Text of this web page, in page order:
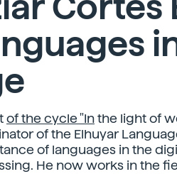
of the cycle "Inthe light of
of the Elhuyar
of languages in the
He now works in the